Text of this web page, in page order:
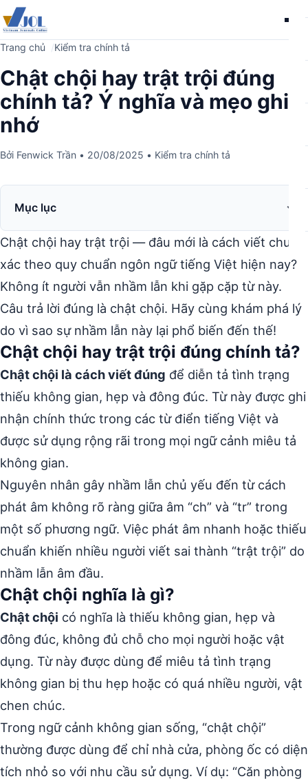
Trang chủ Kiểm tra chính tả
Chật chội hay trật trội đúng
chính tả? Ý nghĩa và mẹo ghi
nhớ
Bởi Fenwick Trần • 20/08/2025 • Kiểm tra chính tả
Mục lục
Chật chội hay trật trội — đâu mới là cách viết chuẩn
xác theo quy chuẩn ngôn ngữ tiếng Việt hiện nay?
Không ít người vẫn nhầm lẫn khi gặp cặp từ này.
Câu trả lời đúng là chật chội. Hãy cùng khám phá lý
do vì sao sự nhầm lẫn này lại phổ biến đến thế!
Chật chội hay trật trội đúng chính tả?
Chật chội là cách viết đúng để diễn tả tình trạng
thiếu không gian, hẹp và đông đúc. Từ này được ghi
nhận chính thức trong các từ điển tiếng Việt và
được sử dụng rộng rãi trong mọi ngữ cảnh miêu tả
không gian.
Nguyên nhân gây nhầm lẫn chủ yếu đến từ cách
phát âm không rõ ràng giữa âm “ch” và “tr” trong
một số phương ngữ. Việc phát âm nhanh hoặc thiếu
chuẩn khiến nhiều người viết sai thành “trật trội” do
nhầm lẫn âm đầu.
Chật chội nghĩa là gì?
Chật chội có nghĩa là thiếu không gian, hẹp và
đông đúc, không đủ chỗ cho mọi người hoặc vật
dụng. Từ này được dùng để miêu tả tình trạng
không gian bị thu hẹp hoặc có quá nhiều người, vật
chen chúc.
Trong ngữ cảnh không gian sống, “chật chội”
thường được dùng để chỉ nhà cửa, phòng ốc có diện
tích nhỏ so với nhu cầu sử dụng. Ví dụ: “Căn phòng